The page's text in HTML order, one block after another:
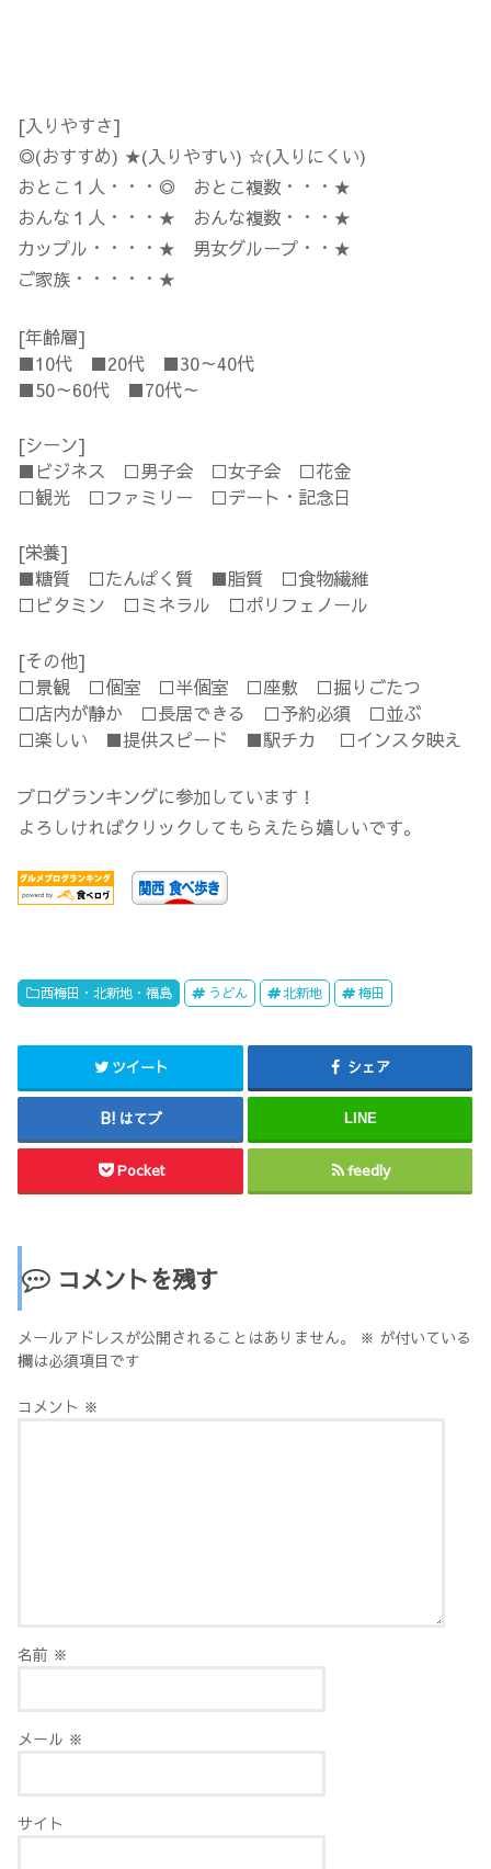
[入りやすさ]
◎(おすすめ) ★(入りやすい) ☆(入りにくい)
おとこ１人・・・◎ おとこ複数・・・★
おんな１人・・・★ おんな複数・・・★
カップル・・・・★ 男女グループ・・★
ご家族・・・・・★
[年齢層]
■10代 ■20代 ■30～40代
■50～60代 ■70代～
[シーン]
■ビジネス □男子会 □女子会 □花金
□観光 □ファミリー □デート・記念日
[栄養]
■糖質 □たんぱく質 ■脂質 □食物繊維
□ビタミン □ミネラル □ポリフェノール
[その他]
□景観 □個室 □半個室 □座敷 □掘りごたつ
□店内が静か □長居できる □予約必須 □並ぶ
□楽しい ■提供スピード ■駅チカ □インスタ映え
ブログランキングに参加しています！
よろしければクリックしてもらえたら嬉しいです。
西梅田・北新地・福島 うどん 北新地 梅田
ツイート シェア
はてブ LINE
Pocket feedly
コメントを残す
メールアドレスが公開されることはありません。 ※ が付いている
欄は必須項目です
コメント ※
名前 ※
メール ※
サイト